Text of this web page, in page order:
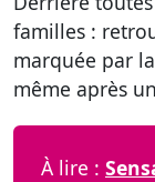
familles :
marquée par
même après
À lire :